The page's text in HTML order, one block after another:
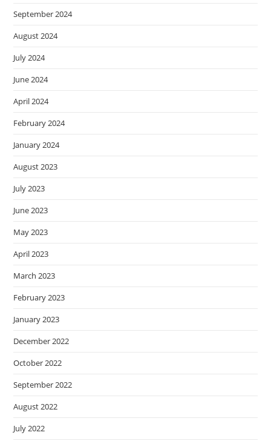
September 2024
August 2024
July 2024
June 2024
April 2024
February 2024
January 2024
August 2023
July 2023
June 2023
May 2023
April 2023
March 2023
February 2023
January 2023
December 2022
October 2022
September 2022
August 2022
July 2022